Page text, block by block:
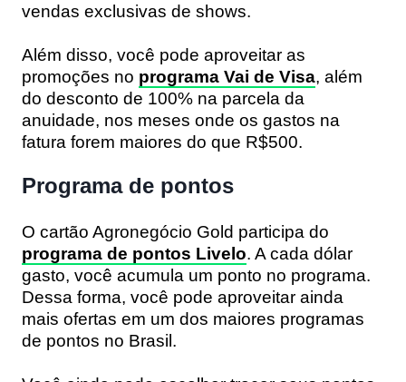
vendas exclusivas de shows.
Além disso, você pode aproveitar as
promoções no programa Vai de Visa, além
do desconto de 100% na parcela da
anuidade, nos meses onde os gastos na
fatura forem maiores do que R$500.
Programa de pontos
O cartão Agronegócio Gold participa do
programa de pontos Livelo. A cada dólar
gasto, você acumula um ponto no programa.
Dessa forma, você pode aproveitar ainda
mais ofertas em um dos maiores programas
de pontos no Brasil.